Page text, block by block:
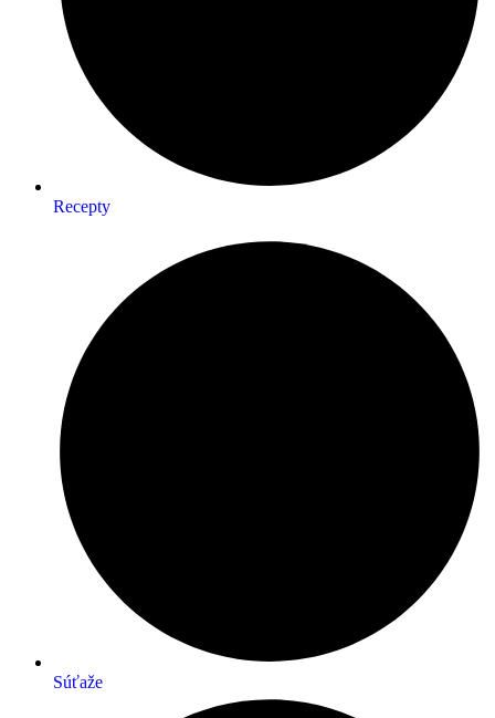
Recepty
Súťaže